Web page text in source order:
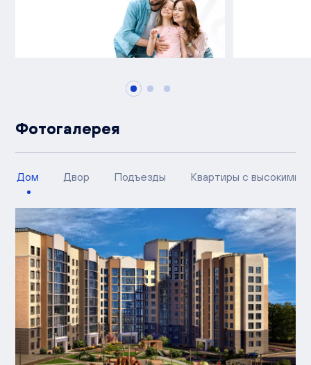
Фотогалерея
Дом Двор Подъезды Квартиры с высокими